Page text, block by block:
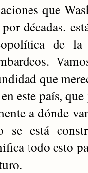
que
décadas.
de
que
este país,
a dónde
se está
todo esto